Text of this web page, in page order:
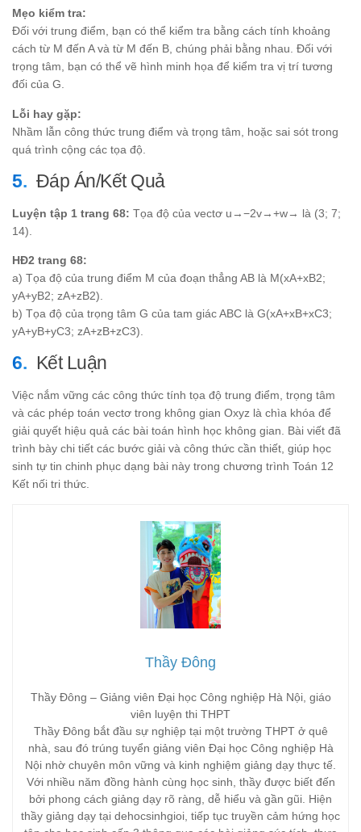
+ x_B + x_C}
{3}; \frac{y_A
+ y_B + y_C}
{3}; \frac{z_A
+ z_B + z_C}
Mẹo kiểm tra:
Đối với trung điểm, bạn có thể kiểm tra bằng cách tính khoảng
cách từ M đến A và từ M đến B, chúng phải bằng nhau. Đối với
trọng tâm, bạn có thể vẽ hình minh họa để kiểm tra vị trí tương
đối của G.
Lỗi hay gặp:
Nhầm lẫn công thức trung điểm và trọng tâm, hoặc sai sót trong
quá trình cộng các tọa độ.
Đáp Án/Kết Quả
Luyện tập 1 trang 68: Tọa độ của vectơ u→−2v→+w→ là (3; 7;
14).
HĐ2 trang 68:
a) Tọa độ của trung điểm M của đoạn thẳng AB là M(xA+xB2;
yA+yB2; zA+zB2).
b) Tọa độ của trọng tâm G của tam giác ABC là G(xA+xB+xC3;
yA+yB+yC3; zA+zB+zC3).
Kết Luận
Việc nắm vững các công thức tính tọa độ trung điểm, trọng tâm
và các phép toán vectơ trong không gian Oxyz là chìa khóa để
giải quyết hiệu quả các bài toán hình học không gian. Bài viết đã
trình bày chi tiết các bước giải và công thức cần thiết, giúp học
sinh tự tin chinh phục dạng bài này trong chương trình Toán 12
Kết nối tri thức.
Thầy Đông
Thầy Đông – Giảng viên Đại học Công nghiệp Hà Nội, giáo
viên luyện thi THPT
Thầy Đông bắt đầu sự nghiệp tại một trường THPT ở quê
nhà, sau đó trúng tuyển giảng viên Đại học Công nghiệp Hà
Nội nhờ chuyên môn vững và kinh nghiệm giảng dạy thực tế.
Với nhiều năm đồng hành cùng học sinh, thầy được biết đến
bởi phong cách giảng dạy rõ ràng, dễ hiểu và gần gũi. Hiện
thầy giảng dạy tại dehocsinhgioi, tiếp tục truyền cảm hứng học